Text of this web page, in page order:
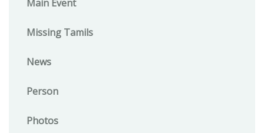
Main Event
Missing Tamils
News
Person
Photos